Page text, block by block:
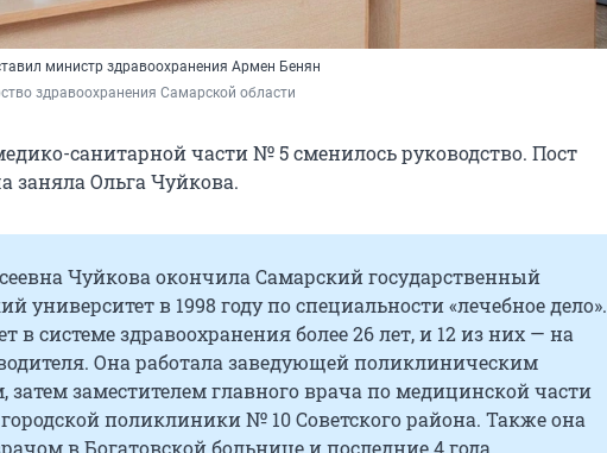
министр здравоохранения Армен Бенян
здравоохранения Самарской области
санитарной части № 5 сменилось руководство. Пост
заняла Ольга Чуйкова.
Чуйкова окончила Самарский государственный
университет в 1998 году по специальности «лечебное дело».
в системе здравоохранения более 26 лет, и 12 из них — на
Она работала заведующей поликлиническим
затем заместителем главного врача по медицинской части
поликлиники № 10 Советского района. Также она
в Богатовской больнице и последние 4 года